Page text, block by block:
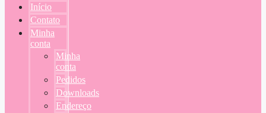
Início
Contato
Minha
conta
Minha
conta
Pedidos
Downloads
Endereço